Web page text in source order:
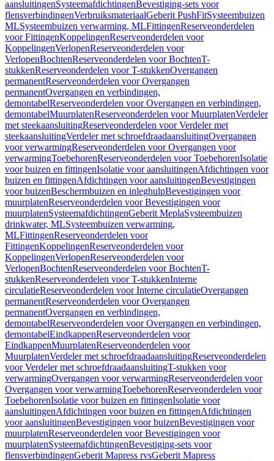
aansluitingenSysteemafdichtingenBevestiging-sets voor
flensverbindingenVerbruiksmateriaalGeberit PushFitSysteembuizen
MLSysteembuizen verwarming, MLFittingenReserveonderdelen
voor FittingenKoppelingenReserveonderdelen voor
KoppelingenVerlopenReserveonderdelen voor
VerlopenBochtenReserveonderdelen voor BochtenT-
stukkenReserveonderdelen voor T-stukkenOvergangen
permanentReserveonderdelen voor Overgangen
permanentOvergangen en verbindingen,
demontabelReserveonderdelen voor Overgangen en verbindingen,
demontabelMuurplatenReserveonderdelen voor MuurplatenVerdeler
met steekaansluitingReserveonderdelen voor Verdeler met
steekaansluitingVerdeler met schroefdraadaansluitingOvergangen
voor verwarmingReserveonderdelen voor Overgangen voor
verwarmingToebehorenReserveonderdelen voor ToebehorenIsolatie
voor buizen en fittingenIsolatie voor aansluitingenAfdichtingen voor
buizen en fittingenAfdichtingen voor aansluitingenBevestigingen
voor buizenBeschermbuizen en inleghulpBevestigingen voor
muurplatenReserveonderdelen voor Bevestigingen voor
muurplatenSysteemafdichtingenGeberit MeplaSysteembuizen
drinkwater, MLSysteembuizen verwarming,
MLFittingenReserveonderdelen voor
FittingenKoppelingenReserveonderdelen voor
KoppelingenVerlopenReserveonderdelen voor
VerlopenBochtenReserveonderdelen voor BochtenT-
stukkenReserveonderdelen voor T-stukkenInterne
circulatieReserveonderdelen voor Interne circulatieOvergangen
permanentReserveonderdelen voor Overgangen
permanentOvergangen en verbindingen,
demontabelReserveonderdelen voor Overgangen en verbindingen,
demontabelEindkappenReserveonderdelen voor
EindkappenMuurplatenReserveonderdelen voor
MuurplatenVerdeler met schroefdraadaansluitingReserveonderdelen
voor Verdeler met schroefdraadaansluitingT-stukken voor
verwarmingOvergangen voor verwarmingReserveonderdelen voor
Overgangen voor verwarmingToebehorenReserveonderdelen voor
ToebehorenIsolatie voor buizen en fittingenIsolatie voor
aansluitingenAfdichtingen voor buizen en fittingenAfdichtingen
voor aansluitingenBevestigingen voor buizenBevestigingen voor
muurplatenReserveonderdelen voor Bevestigingen voor
muurplatenSysteemafdichtingenBevestiging-sets voor
flensverbindingenGeberit Mapress rvsGeberit Mapress